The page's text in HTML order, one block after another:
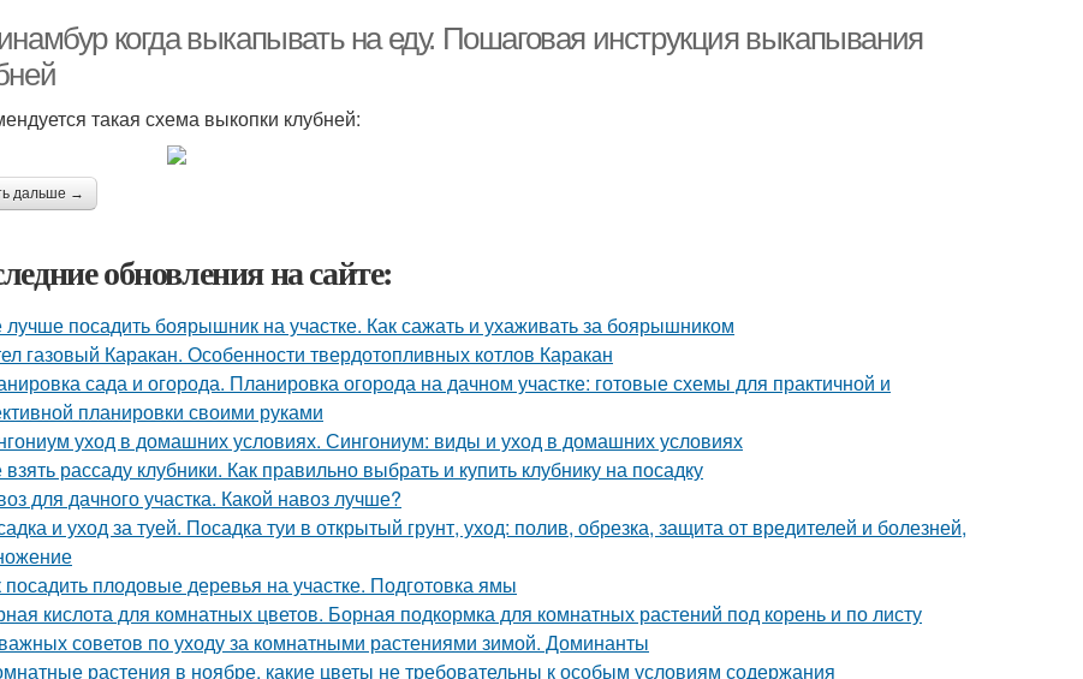
когда выкапывать на еду. Пошаговая инструкция выкапывания
такая схема выкопки клубней:
дальше →
обновления на сайте:
лучше посадить боярышник на участке. Как сажать и ухаживать за боярышником
газовый Каракан. Особенности твердотопливных котлов Каракан
сада и огорода. Планировка огорода на дачном участке: готовые схемы для практичной и
планировки своими руками
уход в домашних условиях. Сингониум: виды и уход в домашних условиях
взять рассаду клубники. Как правильно выбрать и купить клубнику на посадку
для дачного участка. Какой навоз лучше?
и уход за туей. Посадка туи в открытый грунт, уход: полив, обрезка, защита от вредителей и болезней,
посадить плодовые деревья на участке. Подготовка ямы
кислота для комнатных цветов. Борная подкормка для комнатных растений под корень и по листу
советов по уходу за комнатными растениями зимой. Доминанты
растения в ноябре, какие цветы не требовательны к особым условиям содержания